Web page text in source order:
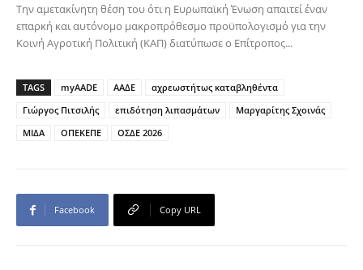
Την αμετακίνητη θέση του ότι η Ευρωπαϊκή Ένωση απαιτεί έναν
επαρκή και αυτόνομο μακροπρόθεσμο προϋπολογισμό για την
Κοινή Αγροτική Πολιτική (ΚΑΠ) διατύπωσε ο Επίτροπος...
TAGS myAADE ΑΑΔΕ
αχρεωστήτως καταβληθέντα
Γιώργος Πιτσιλής
επιδότηση λιπασμάτων
Μαργαρίτης Σχοινάς
ΜΙΔΑ
ΟΠΕΚΕΠΕ ΟΣΔΕ 2026
Facebook Copy URL